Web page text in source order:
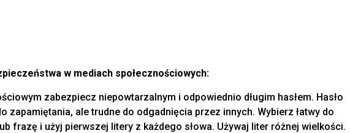
w mediach społecznościowych:
zabezpiecz niepowtarzalnym i odpowiednio długim hasłem. Hasło
zapamiętania, ale trudne do odgadnięcia przez innych. Wybierz łatwy do
frazę i użyj pierwszej litery z każdego słowa. Używaj liter różnej wielkości.